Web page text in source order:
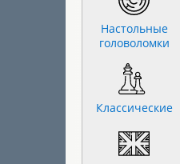
Настольные
головоломки
Классические